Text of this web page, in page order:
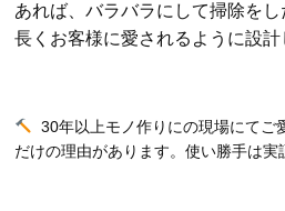
あれば、バラバラにして掃除をし
長くお客様に愛されるように設計
30年以上モノ作りにの現場にてご
だけの理由があります。使い勝手は実